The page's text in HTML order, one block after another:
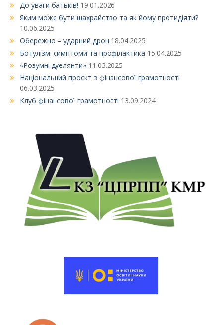
До уваги батьків! 19.01.2026
Яким може бути шахрайство та як йому протидіяти?
10.06.2025
Обережно – ударний дрон 18.04.2025
Ботулізм: симптоми та профілактика 15.04.2025
«Розумні дуелянти» 11.03.2025
Національний проєкт з фінансової грамотності
06.03.2025
Клуб фінансової грамотності 13.09.2024